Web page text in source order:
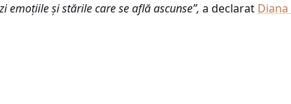
și stările care se află ascunse”, a declarat Diana